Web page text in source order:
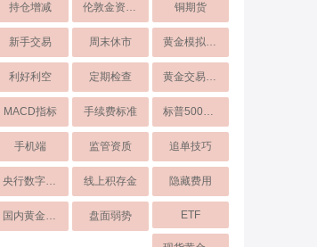
持仓增减 伦敦金资产避险 铜期货
新手交易 周末休市 黄金模拟交易
利好利空 定期检查 黄金交易平台
MACD指标 手续费标准 标普500指数
手机端 监管资质 追单技巧
央行数字货币 线上积存金 隐藏费用
国内黄金市场 盘面弱势 ETF